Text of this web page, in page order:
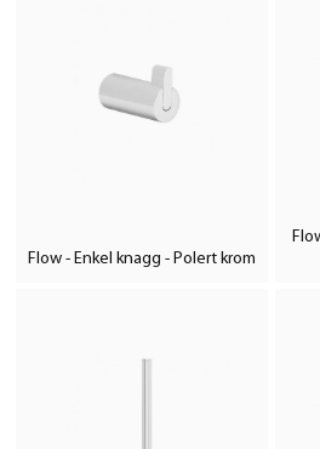
Flow - Enkel knagg - Polert krom